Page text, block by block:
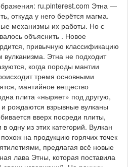
ru.pinterest.com Этна —
откуда у него берётся магма.
механизмы их работы. Но с
объяснить . Новое
привычную классификацию
вулканизма. Этна не подходит
когда породы мантии
тремя основными
мантийное вещество
плита «ныряет» под другую,
рождаются взрывные вулканы
вверх посреди плиты,
одну из этих категорий. Вулкан
на продукцию горячих точек
предлагая всё новые
лава Этны, которая поставила